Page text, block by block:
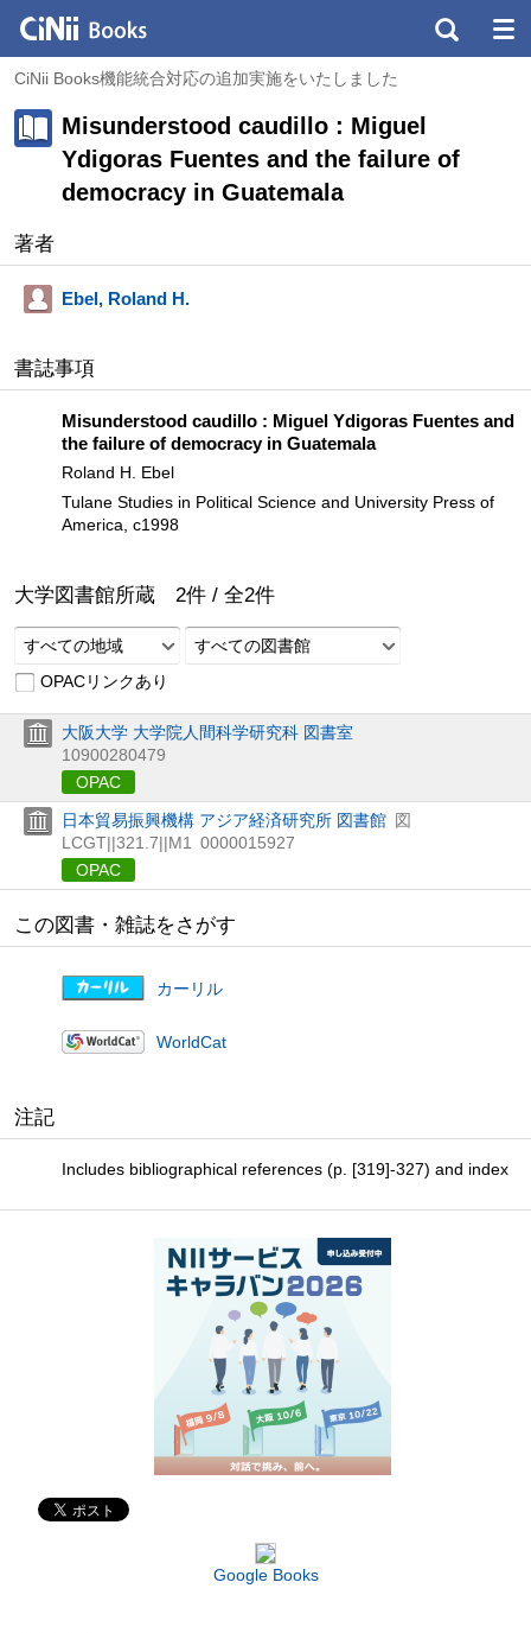
CiNii Books機能統合対応の追加実施をいたしました
Misunderstood caudillo : Miguel
Ydigoras Fuentes and the failure of
democracy in Guatemala
著者
Ebel, Roland H.
書誌事項
Misunderstood caudillo : Miguel Ydigoras Fuentes and
the failure of democracy in Guatemala
Roland H. Ebel
Tulane Studies in Political Science and University Press of
America, c1998
大学図書館所蔵 2件 / 全2件
すべての地域
すべての図書館
OPACリンクあり
大阪大学 大学院人間科学研究科 図書室
10900280479
OPAC
日本貿易振興機構 アジア経済研究所 図書館 図
LCGT||321.7||M1
0000015927
OPAC
この図書・雑誌をさがす
カーリル
WorldCat
注記
Includes bibliographical references (p. [319]-327) and index
Google Books